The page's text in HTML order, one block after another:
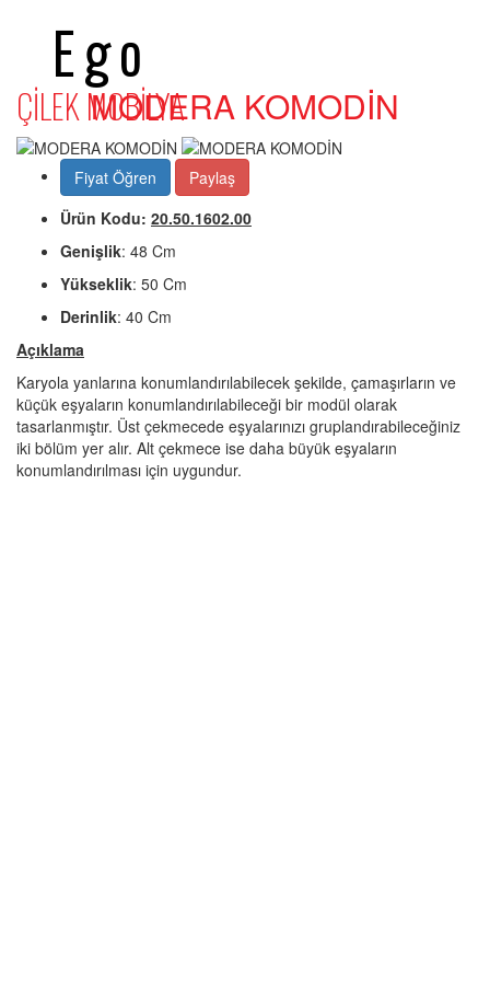
Ego
ÇİLEK MOBİLYA
MODERA KOMODİN
Fiyat Öğren
Paylaş
Ürün Kodu: 20.50.1602.00
Genişlik: 48 Cm
Yükseklik: 50 Cm
Derinlik: 40 Cm
Açıklama
Karyola yanlarına konumlandırılabilecek şekilde, çamaşırların ve
küçük eşyaların konumlandırılabileceği bir modül olarak
tasarlanmıştır. Üst çekmecede eşyalarınızı gruplandırabileceğiniz
iki bölüm yer alır. Alt çekmece ise daha büyük eşyaların
konumlandırılması için uygundur.